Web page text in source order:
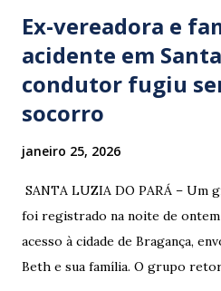
Ex-vereadora e
acidente em
condutor fugiu
socorro
janeiro 25, 2026
SANTA LUZIA DO PARÁ – Um
foi registrado na noite de
acesso à cidade de Bragança,
Beth e sua família. O grupo